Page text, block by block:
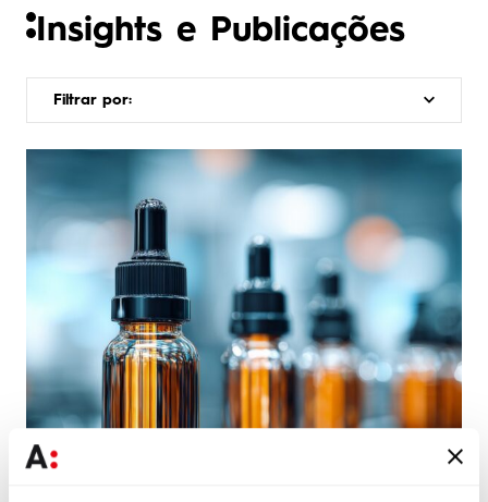
Insights e Publicações
Filtrar por: